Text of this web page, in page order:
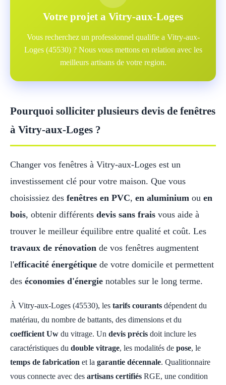
Votre projet a Vitry-aux-Loges
Vous recherchez un professionnel qualifie a Vitry-aux-
Loges (45530) ? Nous vous mettons en relation avec les
meilleurs artisans de votre region.
Pourquoi solliciter plusieurs devis de fenêtres
à Vitry-aux-Loges ?
Changer vos fenêtres à Vitry-aux-Loges est un
investissement clé pour votre maison. Que vous
choisissiez des fenêtres en PVC, en aluminium ou en
bois, obtenir différents devis sans frais vous aide à
trouver le meilleur équilibre entre qualité et coût. Les
travaux de rénovation de vos fenêtres augmentent
l'efficacité énergétique de votre domicile et permettent
des économies d'énergie notables sur le long terme.
À Vitry-aux-Loges (45530), les tarifs courants dépendent du
matériau, du nombre de battants, des dimensions et du
coefficient Uw du vitrage. Un devis précis doit inclure les
caractéristiques du double vitrage, les modalités de pose, le
temps de fabrication et la garantie décennale. Qualitionnaire
vous connecte avec des artisans certifiés RGE, une condition